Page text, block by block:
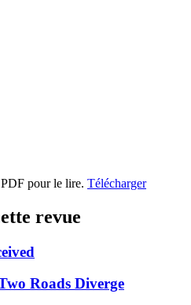
pour le lire. Télécharger
revue
Roads Diverge